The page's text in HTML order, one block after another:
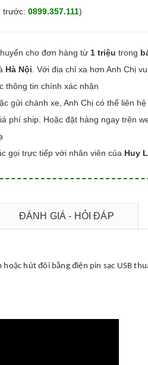
trước: 0899.357.111)
cho đơn hàng từ 1 triệu trong
Hà Nội . Với địa chỉ xa hơn Anh Chị
thông tin chính xác nhận
gửi chành xe, Anh Chị có thể liên hệ
phí ship. Hoặc đặt hàng ngay trên
gọi trực tiếp với nhân viên của Huy
ĐÁNH GIÁ - HỎI ĐÁP
hút đôi bằng điện pin sạc USB